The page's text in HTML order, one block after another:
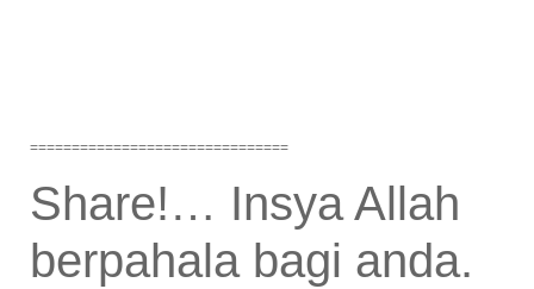
===============================
Share!… Insya Allah
berpahala bagi anda.